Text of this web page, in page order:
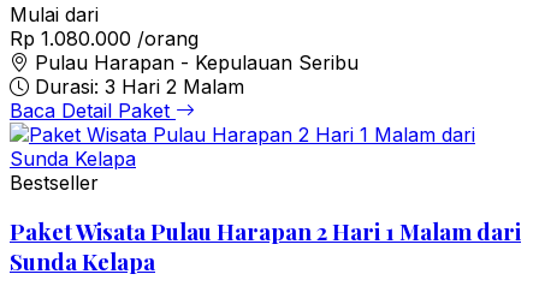
Mulai dari
Rp 1.080.000 /orang
Pulau Harapan - Kepulauan Seribu
Durasi: 3 Hari 2 Malam
Baca Detail Paket
Bestseller
Paket Wisata Pulau Harapan 2 Hari 1 Malam dari
Sunda Kelapa